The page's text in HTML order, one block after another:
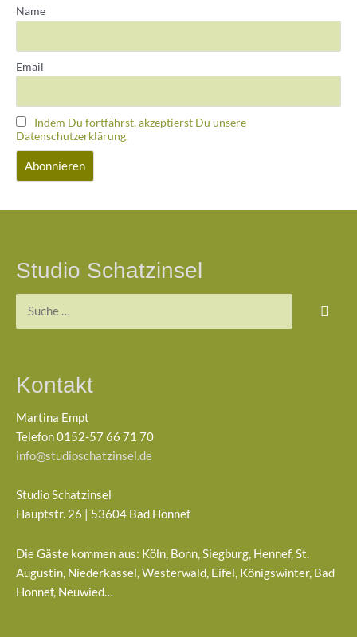
Name
Email
Indem Du fortfährst, akzeptierst Du unsere
Datenschutzerklärung.
Studio Schatzinsel
Kontakt
Martina Empt
Telefon 0152-57 66 71 70
info@studioschatzinsel.de
Studio Schatzinsel
Hauptstr. 26 | 53604 Bad Honnef
Die Gäste kommen aus: Köln, Bonn, Siegburg, Hennef, St.
Augustin, Niederkassel, Westerwald, Eifel, Königswinter, Bad
Honnef, Neuwied…